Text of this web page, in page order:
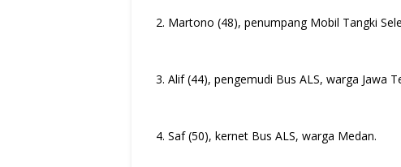
2. Martono (48), penumpang Mobil Tangki
3. Alif (44), pengemudi Bus ALS, warga Jawa
4. Saf (50), kernet Bus ALS, warga Medan.